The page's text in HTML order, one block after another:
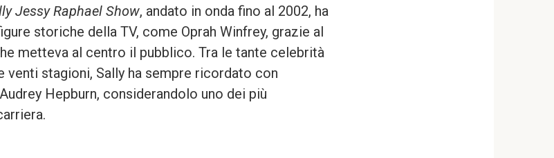
Jessy Raphael Show, andato in onda fino al 2002, ha
storiche della TV, come Oprah Winfrey, grazie al
metteva al centro il pubblico. Tra le tante celebrità
venti stagioni, Sally ha sempre ricordato con
Hepburn, considerandolo uno dei più